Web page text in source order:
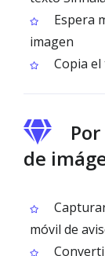
Espera
imagen
Copia
de
móvil de